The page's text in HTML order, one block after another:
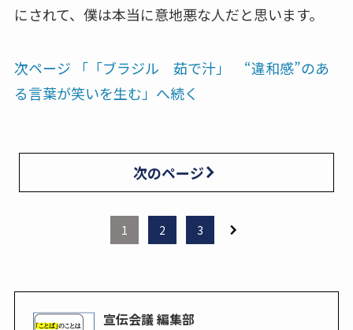
にされて、僕は本当に意地悪な人だと思います。
次ページ 「「ブラジル 茹で汁」 “違和感”のあ
る言葉が笑いを生む」へ続く
次のページ
1 2 3
宣伝会議 編集部